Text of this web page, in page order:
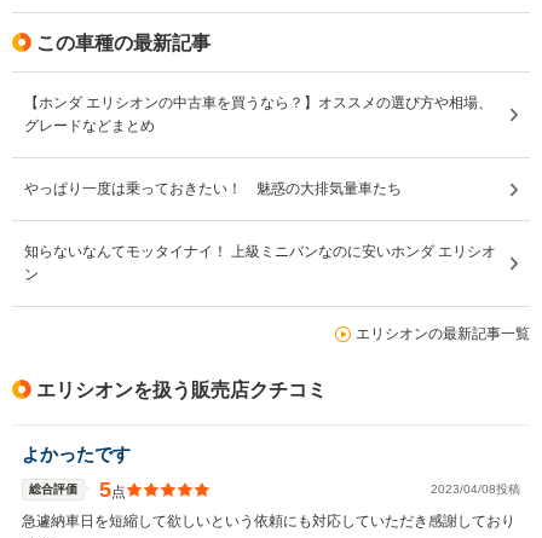
この車種の最新記事
【ホンダ エリシオンの中古車を買うなら？】オススメの選び方や相場、
グレードなどまとめ
やっぱり一度は乗っておきたい！ 魅惑の大排気量車たち
知らないなんてモッタイナイ！ 上級ミニバンなのに安いホンダ エリシオ
ン
エリシオンの最新記事一覧
エリシオンを扱う販売店クチコミ
よかったです
総合評価 5点 2023/04/08投稿
急遽納車日を短縮して欲しいという依頼にも対応していただき感謝しており